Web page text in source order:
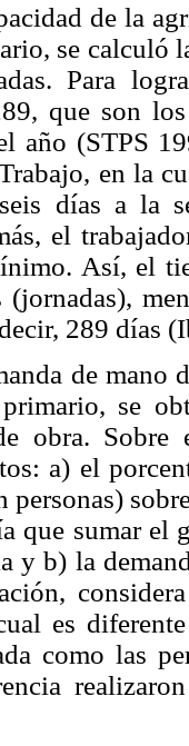
de la
se calculó
Para
que son
año (STPS
en la
días a la
el
Así, el
289 días
de mano
se
obra.
a) el
personas)
que sumar el
y b) la
es
como las